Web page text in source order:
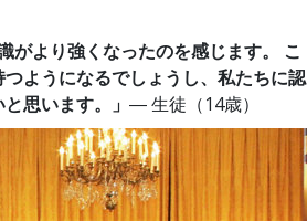
がより強くなったのを感じます。 こ
ようになるでしょうし、私たちに認
思います。」 ― 生徒（14歳）